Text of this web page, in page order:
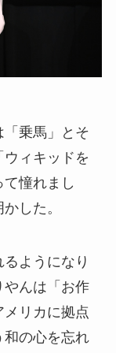
「乗馬」とそ
ィキッドを
憧れまし
した。
ようになり
やんは「お作
リカに拠点
和の心を忘れ